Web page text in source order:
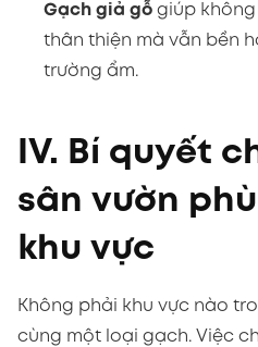
Gạch giả gỗ giúp
thân thiện mà vẫn bền
trường ẩm.
IV. Bí quyết
sân vườn
khu vực
Không phải khu vực nào
cùng một loại gạch. Việc